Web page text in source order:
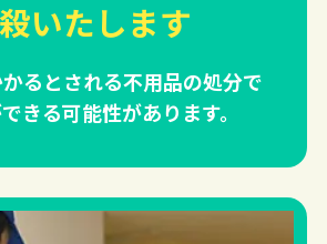
いたします
るとされる不用品の処分で
きる可能性があります。